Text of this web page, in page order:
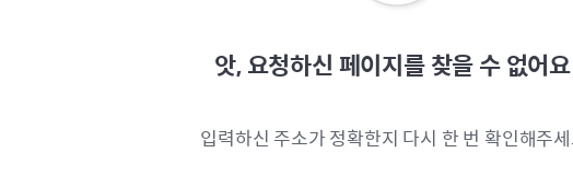
앗, 요청하신 페이지를 찾을 수 없어
입력하신 주소가 정확한지 다시 한 번 확인해주